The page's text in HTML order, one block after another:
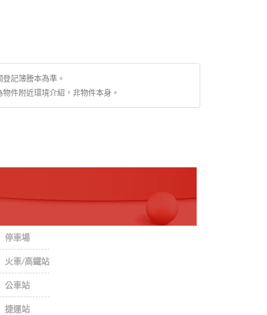
記簿謄本為準。
件附近環境介紹，非物件本身。
停車場
火車/高鐵站
公車站
捷運站